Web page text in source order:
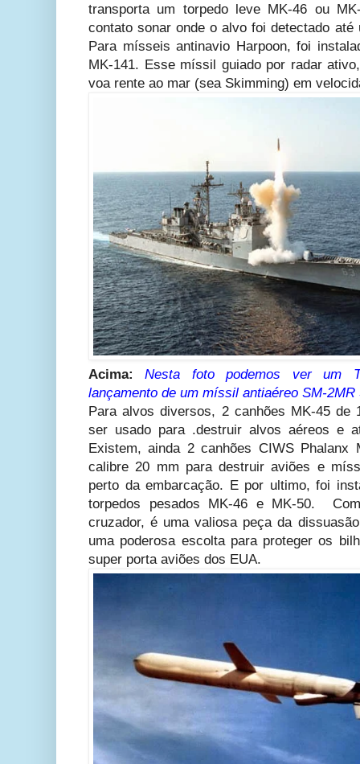
transporta um torpedo leve MK-46 ou
contato sonar onde o alvo foi detectado
Para mísseis antinavio Harpoon, foi
MK-141. Esse míssil guiado por radar
voa rente ao mar (sea Skimming) em
Acima:
Nesta foto podemos ver um
lançamento de um míssil antiaéreo SM-
Para alvos diversos, 2 canhões MK-45 de
ser usado para .destruir alvos aéreos e
Existem, ainda 2 canhões CIWS
calibre 20 mm para destruir aviões e
perto da embarcação. E por ultimo, foi
torpedos pesados MK-46 e MK-50.
cruzador, é uma valiosa peça da
uma poderosa escolta para proteger os
super porta aviões dos EUA.